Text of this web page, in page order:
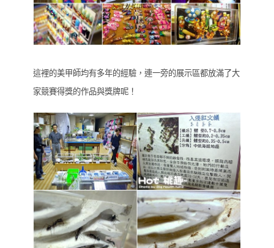
這裡的美甲師均有多年的經驗，連一旁的展示區都放滿了大
家競賽得獎的作品與獎牌呢！